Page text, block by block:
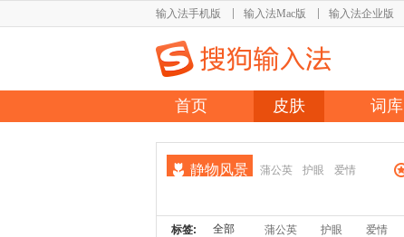
输入法手机版 输入法Mac版 输入法企业版
首页 皮肤 词库
静物风景 蒲公英 护眼 爱情
标签: 全部 蒲公英 护眼 爱情